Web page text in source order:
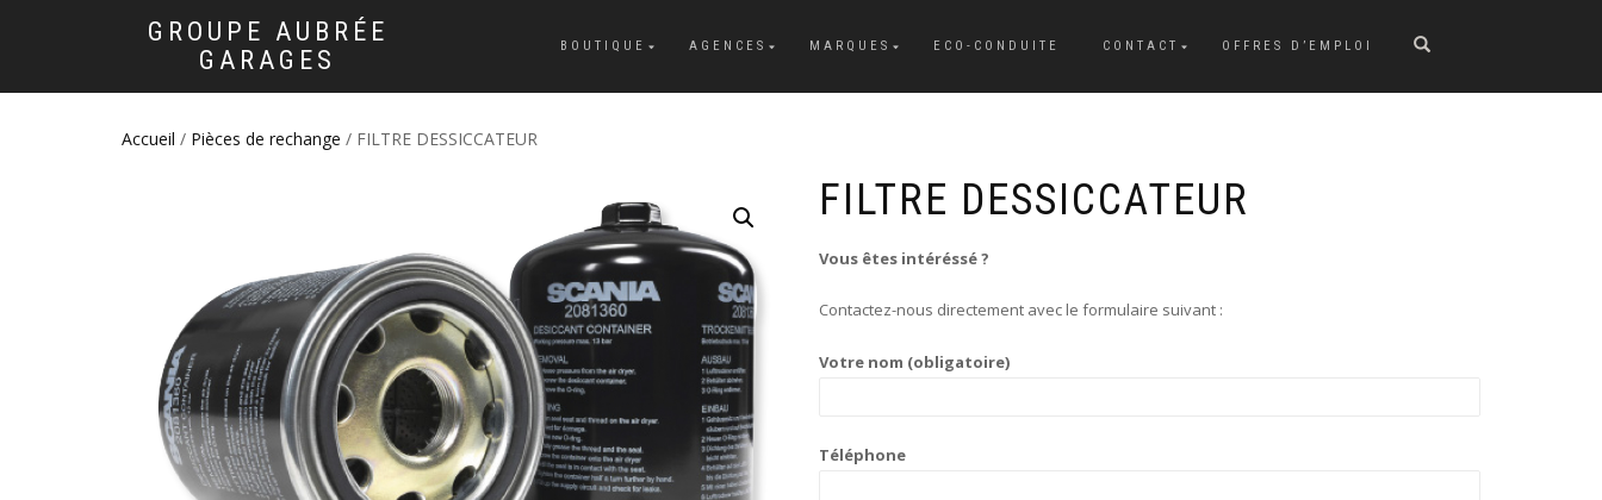
GROUPE AUBRÉE
GARAGES
BOUTIQUE AGENCES MARQUES ECO-CONDUITE CONTACT OFFRES D’EMPLOI
Accueil / Pièces de rechange / FILTRE DESSICCATEUR
FILTRE DESSICCATEUR
Vous êtes intéréssé ?
Contactez-nous directement avec le formulaire suivant :
Votre nom (obligatoire)
Téléphone